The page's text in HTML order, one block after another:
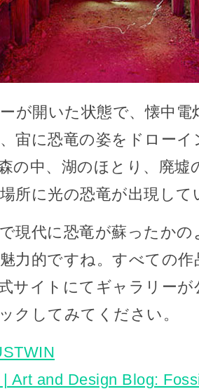
が開いた状態で、懐中電
宙に恐竜の姿をドロー
の中、湖のほとり、廃墟
所に光の恐竜が出現して
現代に恐竜が蘇ったか
力的ですね。すべての
サイトにてギャラリー
クしてみてください。
Art and Design Blog: